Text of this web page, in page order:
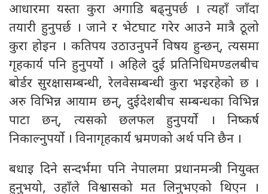
आधारमा यस्ता कुरा अगाडि बढ्नुपर्छ । त्यहाँ जाँदा
तयारी हुनुपर्छ । जाने र भेटघाट गरेर आउने मात्रै ठूलो
कुरा होइन । कतिपय उठाउनुपर्ने विषय हुन्छन्, त्यसमा
गृहकार्य पनि हुनुपर्योे । अहिले दुई प्रतिनिधिमण्डलबीच
बोर्डर सुरक्षासम्बन्धी, रेलवेसम्बन्धी कुरा भइरहेको छ ।
अरु विभिन्न आयाम छन्, दुईदेशबीच सम्बन्धका विभिन्न
पाटा छन्, त्यसको छलफल हुनुपर्यो । निष्कर्ष
निकाल्नुपर्यो । विनागृहकार्य भ्रमणको अर्थ पनि छैन ।
बधाइ दिने सन्दर्भमा पनि नेपालमा प्रधानमन्त्री नियुक्त
हुनुभयो, उहाँले विश्वासको मत लिनुभएको थिएन ।